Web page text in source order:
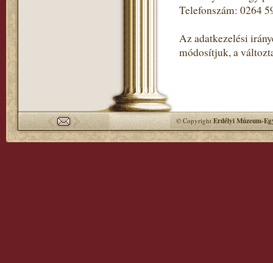
Telefonszám: 0264
Az adatkezelési
módosítjuk, a
© CopyrightErdélyi Múzeum-